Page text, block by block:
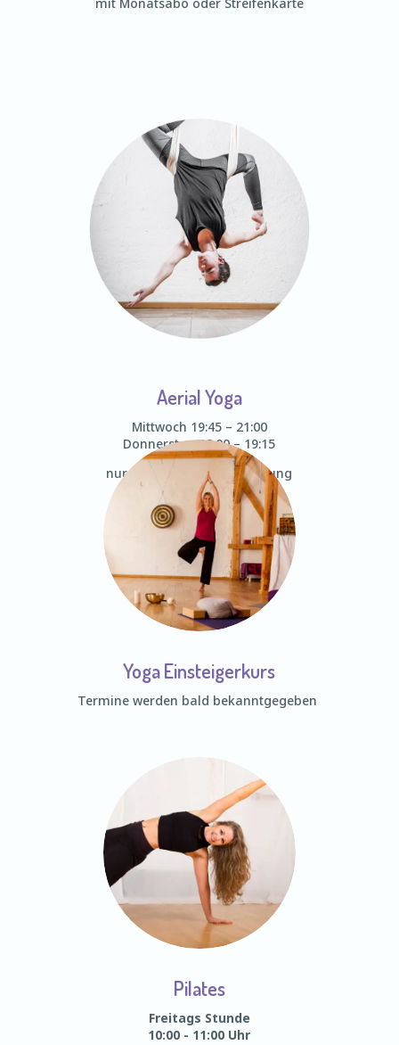
Aerial Yoga
Mittwoch 19:45 – 21:00
Donnerstag 18:00 – 19:15
nur nach Terminvereinbarung
Yoga Einsteigerkurs
Termine werden bald bekanntgegeben
Pilates
Freitags Stunde
10:00 - 11:00 Uhr